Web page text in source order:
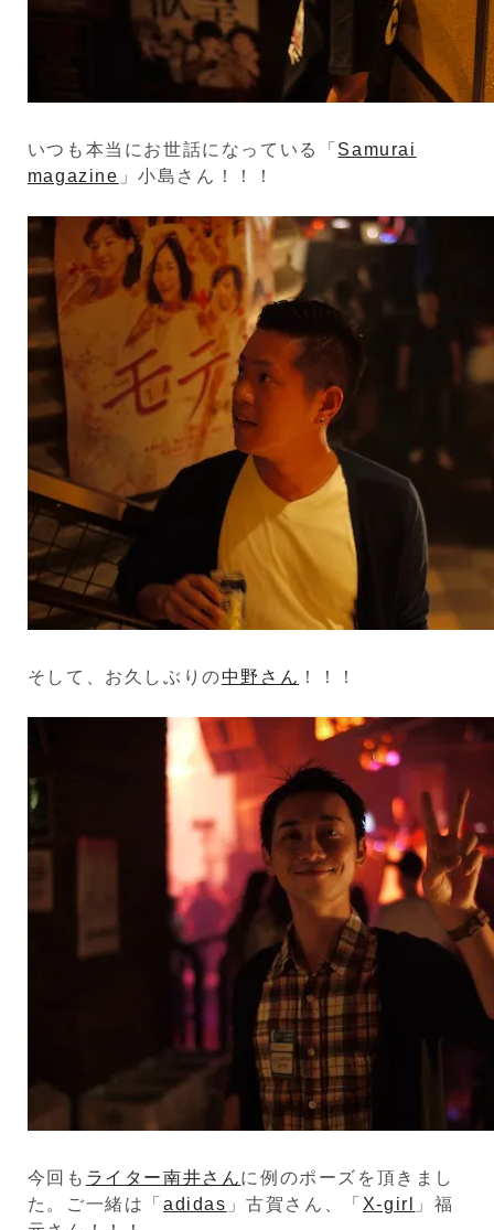
いつも本当にお世話になっている「 Samurai
magazine 」小島さん！！！
そして、お久しぶりの中野さん ！！！
今回も ライター南井さんに例のポーズを頂きまし
た。ご一緒は「adidas 」古賀さん、「 X-girl
」福